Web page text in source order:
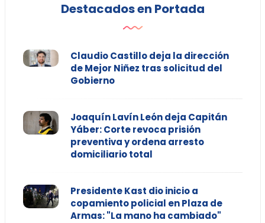
Destacados en Portada
Claudio Castillo deja la dirección
de Mejor Niñez tras solicitud del
Gobierno
Joaquín Lavín León deja Capitán
Yáber: Corte revoca prisión
preventiva y ordena arresto
domiciliario total
Presidente Kast dio inicio a
copamiento policial en Plaza de
Armas: "La mano ha cambiado"